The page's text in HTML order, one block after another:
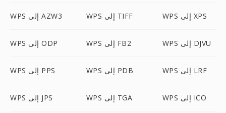
WPS إلى AZW3 WPS إلى TIFF WPS إلى XPS
WPS إلى ODP WPS إلى FB2 WPS إلى DJVU
WPS إلى PPS WPS إلى PDB WPS إلى LRF
WPS إلى JPS WPS إلى TGA WPS إلى ICO